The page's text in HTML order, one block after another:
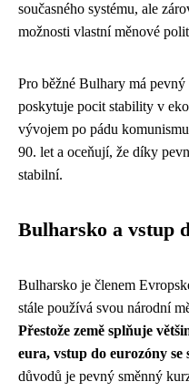
současného systému, ale
možnosti vlastní měnové
Pro běžné Bulhary má
poskytuje pocit stability v
vývojem po pádu
90. let a oceňují, že díky
stabilní.
Bulharsko a vstup
Bulharsko je členem
stále používá svou národní
Přestože země splňuje
eura, vstup do eurozóny se
důvodů je pevný směnný